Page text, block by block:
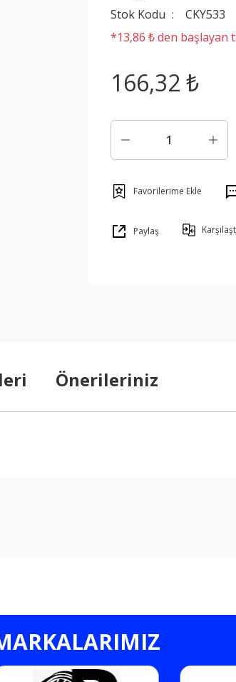
Stok Kodu
CKY533
*13,86 ₺ den başlayan
166,32 ₺
Paylaş
Önerileriniz